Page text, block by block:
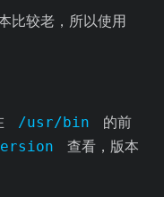
比较老，所以使用
/usr/bin
的前
查看，版本